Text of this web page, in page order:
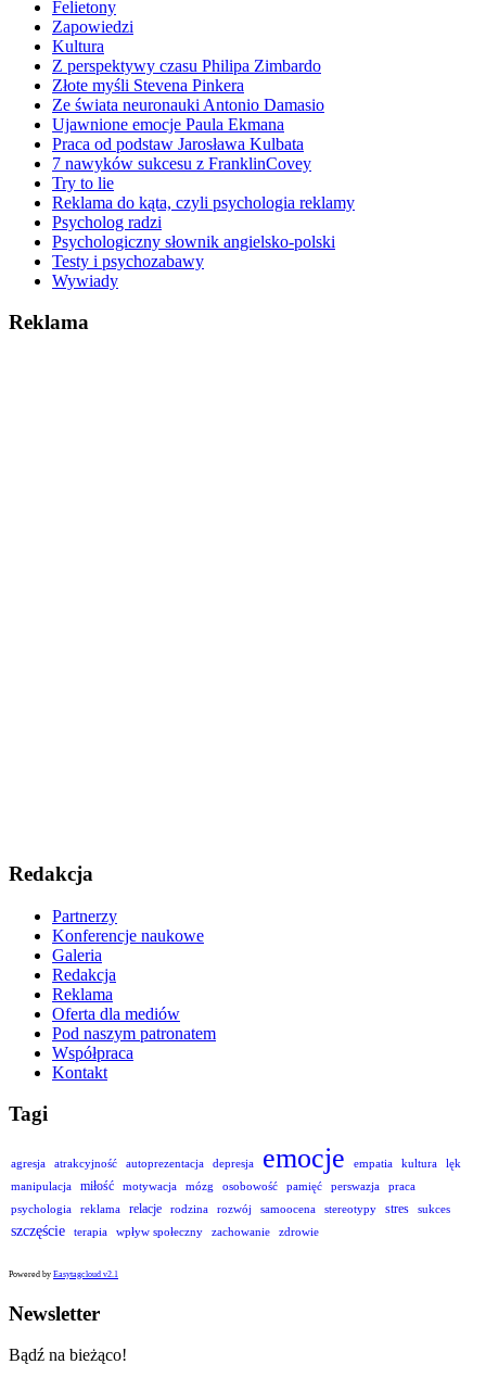
Felietony
Zapowiedzi
Kultura
Z perspektywy czasu Philipa Zimbardo
Złote myśli Stevena Pinkera
Ze świata neuronauki Antonio Damasio
Ujawnione emocje Paula Ekmana
Praca od podstaw Jarosława Kulbata
7 nawyków sukcesu z FranklinCovey
Try to lie
Reklama do kąta, czyli psychologia reklamy
Psycholog radzi
Psychologiczny słownik angielsko-polski
Testy i psychozabawy
Wywiady
Reklama
Redakcja
Partnerzy
Konferencje naukowe
Galeria
Redakcja
Reklama
Oferta dla mediów
Pod naszym patronatem
Współpraca
Kontakt
Tagi
agresja atrakcyjność autoprezentacja depresja emocje empatia kultura
lęk
manipulacja
miłość motywacja mózg osobowość pamięć perswazja
praca
psychologia
reklama relacje rodzina rozwój samoocena stereotypy stres sukces
szczęście terapia wpływ społeczny zachowanie zdrowie
Powered by Easytagcloud v2.1
Newsletter
Bądź na bieżąco!